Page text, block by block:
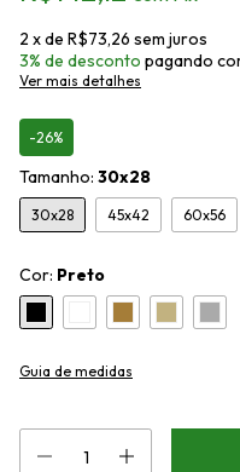
2 x de R$73,26 sem juros
3% de desconto pagando
Ver mais detalhes
-26%
Tamanho: 30x28
30x28 45x42 60x56
Cor: Preto
Guia de medidas